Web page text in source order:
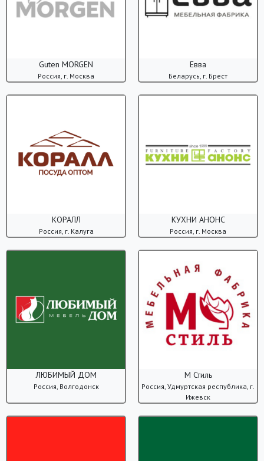
Guten MORGEN
Россия, г. Москва
Евва
Беларусь, г. Брест
КОРАЛЛ
Россия, г. Калуга
КУХНИ АНОНС
Россия, г. Москва
ЛЮБИМЫЙ ДОМ
Россия, Волгодонск
М Стиль
Россия, Удмуртская республика, г.
Ижевск